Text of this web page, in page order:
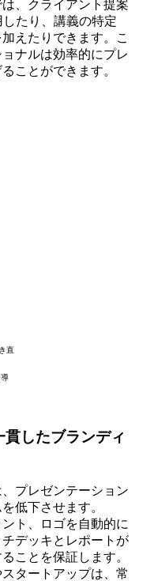
、クライアント提案
たり、講義の特定
えたりできます。こ
ナルは効率的にプレ
ことができます。
直
したブランディ
プレゼンテーション
低下させます。
ト、ロゴを自動的に
デッキとレポートが
ことを保証します。
タートアップは、常